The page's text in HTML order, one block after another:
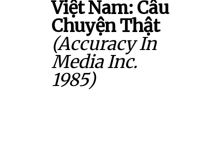
Việt Nam: Câu
Chuyện Thật
(Accuracy In
Media Inc.
1985)